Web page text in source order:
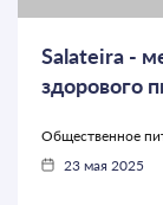
Salateira -
здорового
Общественное
23 мая 2025